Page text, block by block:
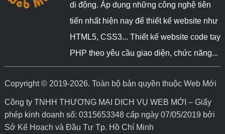
di động. Áp dụng những công nghệ tiên
tiến nhất hiện nay để thiết kế website như
HTML5, CSS3... Thiết kế website code tay
PHP theo yêu cầu giao diện, chức năng...
Copyright © 2019-2026. Toàn bộ bản quyền thuộc Web Mới
Công ty TNHH THƯƠNG MẠI DỊCH VỤ WEB MỚI – Giấy
phép kinh doanh số: 0315653348 cấp ngày 07/05/2019 bởi
Sở Kế Hoạch và Đầu Tư Tp. Hồ Chí Minh